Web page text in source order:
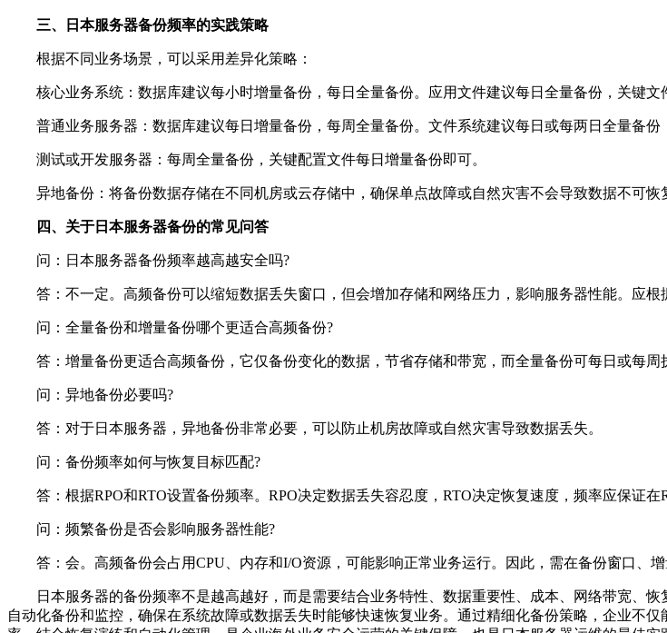
三、日本服务器备份频率的实践策略
根据不同业务场景，可以采用差异化策略：
核心业务系统：数据库建议每小时增量备份，每日全量备份。应用文件建议每日全量备份，关键文
普通业务服务器：数据库建议每日增量备份，每周全量备份。文件系统建议每日或每两日全量备份
测试或开发服务器：每周全量备份，关键配置文件每日增量备份即可。
异地备份：将备份数据存储在不同机房或云存储中，确保单点故障或自然灾害不会导致数据不可恢
四、关于日本服务器备份的常见问答
问：日本服务器备份频率越高越安全吗?
答：不一定。高频备份可以缩短数据丢失窗口，但会增加存储和网络压力，影响服务器性能。应根
问：全量备份和增量备份哪个更适合高频备份?
答：增量备份更适合高频备份，它仅备份变化的数据，节省存储和带宽，而全量备份可每日或每周
问：异地备份必要吗?
答：对于日本服务器，异地备份非常必要，可以防止机房故障或自然灾害导致数据丢失。
问：备份频率如何与恢复目标匹配?
答：根据RPO和RTO设置备份频率。RPO决定数据丢失容忍度，RTO决定恢复速度，频率应保证在
问：频繁备份是否会影响服务器性能?
答：会。高频备份会占用CPU、内存和I/O资源，可能影响正常业务运行。因此，需在备份窗口、增
日本服务器的备份频率不是越高越好，而是需要结合业务特性、数据重要性、成本、网络带宽、恢
自动化备份和监控，确保在系统故障或数据丢失时能够快速恢复业务。通过精细化备份策略，企业不